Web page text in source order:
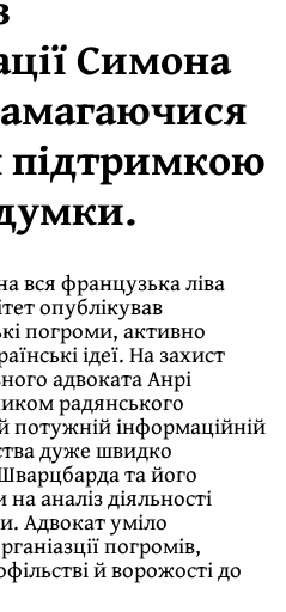
Симона
підтримкою
вся французька ліва
опублікував
погроми, активно
ідеї. На захист
адвоката Анрі
радянського
потужній інформаційній
дуже швидко
та його
аналіз діяльності
Адвокат уміло
погромів,
й ворожості до